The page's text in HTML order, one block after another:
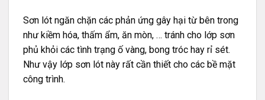
Sơn lót ngăn chặn các phản ứng gây hại từ bên trong
như kiềm hóa, thấm ẩm, ăn mòn, … tránh cho lớp sơn
phủ khỏi các tình trạng ố vàng, bong tróc hay rỉ sét.
Như vậy lớp sơn lót này rất cần thiết cho các bề mặt
công trình.